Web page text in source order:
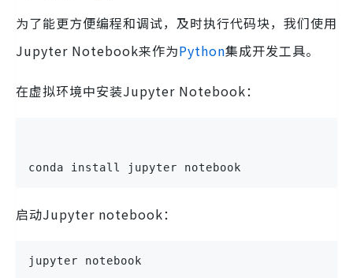
为了能更方便编程和调试，及时执行代码块，我们使用
Jupyter Notebook来作为Python集成开发工具。
在虚拟环境中安装Jupyter Notebook：
conda install jupyter notebook
启动Jupyter notebook：
jupyter notebook